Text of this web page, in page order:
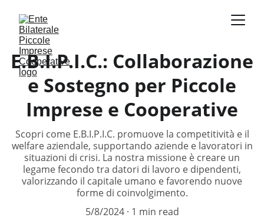
E.B.I.P.I.C.: Collaborazione
e Sostegno per Piccole
Imprese e Cooperative
Scopri come E.B.I.P.I.C. promuove la competitività e il
welfare aziendale, supportando aziende e lavoratori in
situazioni di crisi. La nostra missione è creare un
legame fecondo tra datori di lavoro e dipendenti,
valorizzando il capitale umano e favorendo nuove
forme di coinvolgimento.
5/8/2024
1 min read